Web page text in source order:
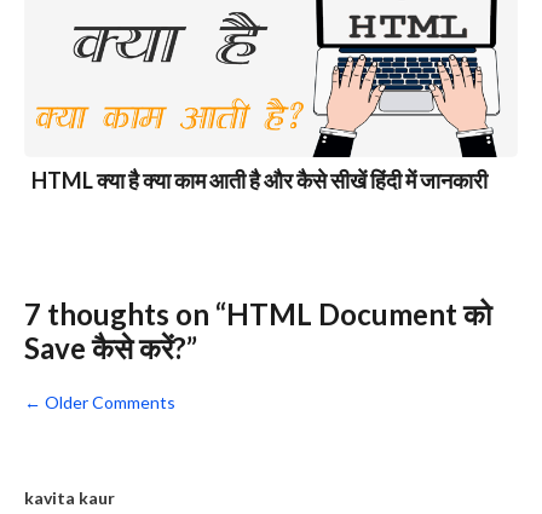
HTML क्या है क्या काम आती है और कैसे सीखें हिंदी में जानकारी
7 thoughts on “HTML Document को
Save कैसे करें?”
Comment
← Older Comments
kavita kaur